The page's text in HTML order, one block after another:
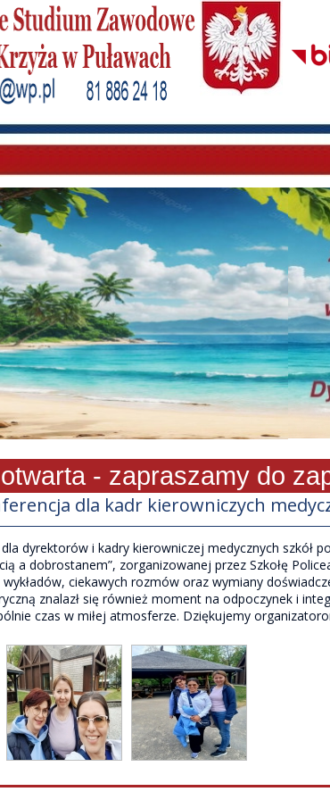
- zapraszamy do
dla kadr kierowniczych
dyrektorów i kadry kierowniczej medycznych szkół
a dobrostanem”, zorganizowanej przez Szkołę
ciekawych rozmów oraz wymiany
znalazł się również moment na odpoczynek i
czas w miłej atmosferze. Dziękujemy